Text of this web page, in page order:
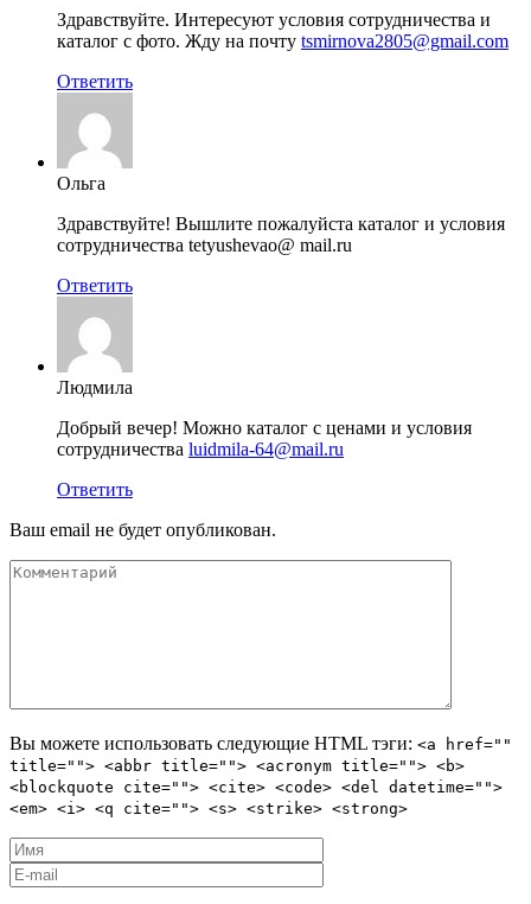
Здравствуйте. Интересуют условия сотрудничества и
каталог с фото. Жду на почту tsmirnova2805@gmail.com
Ответить
Ольга
Здравствуйте! Вышлите пожалуйста каталог и условия
сотрудничества tetyushevao@ mail.ru
Ответить
Людмила
Добрый вечер! Можно каталог с ценами и условия
сотрудничества luidmila-64@mail.ru
Ответить
Ваш email не будет опубликован.
Вы можете использовать следующие HTML тэги: <a href=""
title=""> <abbr title=""> <acronym title=""> <b>
<blockquote cite=""> <cite> <code> <del datetime="">
<em> <i> <q cite=""> <s> <strike> <strong>